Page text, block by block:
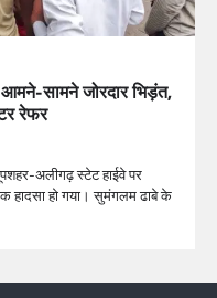
सामने जोरदार भिड़ंत,
रेफर​
अलीगढ़ स्टेट हाईवे पर
हादसा हो गया। सुमंगलम ढाबे के